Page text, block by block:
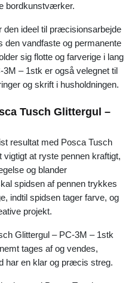
bordkunstværker.
den ideel til præcisionsarbejde
vandfaste og permanente
sig flotte og farverige i lang
– 1stk er også velegnet til
og skrift i husholdningen.
Tusch Glittergul –
resultat med Posca Tusch
at ryste pennen kraftigt,
og blander
spidsen af pennen trykkes
indtil spidsen tager farve, og
projekt.
Glittergul – PC-3M – 1stk
tages af og vendes,
har en klar og præcis streg.